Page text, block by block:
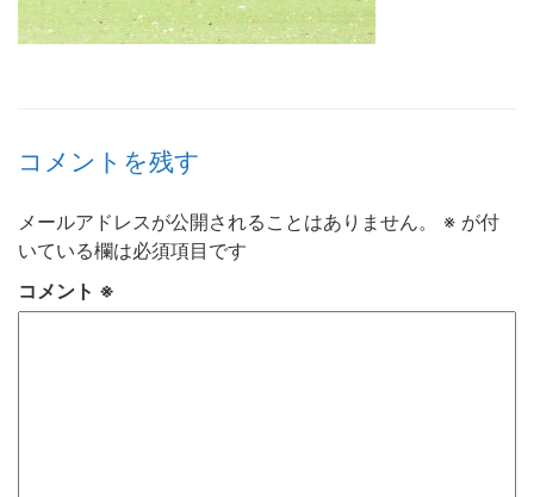
コメントを残す
メールアドレスが公開されることはありません。 ※ が付
いている欄は必須項目です
コメント ※